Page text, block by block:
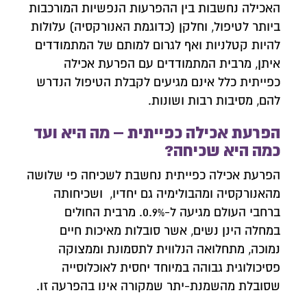
האכילה נחשבות בין ההפרעות הנפשיות המורכבות
ביותר לטיפול, וחלקן (כדוגמת האנורקסיה) עלולות
להיות קטלניות ואף לגרום למותם של המתמודדים
איתן, מרבית המתמודדים עם הפרעת אכילה
כפייתית כלל אינם מגיעים לקבלת הטיפול הנדרש
להם, מסיבות רבות ושונות.
הפרעת אכילה כפייתית – מה היא ועד
כמה היא שכיחה?
הפרעת אכילה כפייתית נחשבת לשכיחה פי שלושה
מהאנורקסיה ומהבולימיה גם יחדיו, ושכיחותה
ברחבי העולם מגיעה ל-0.9%. מרבית החולים
במחלה הינן נשים, אשר סובלות מאיכות חיים
נמוכה, מתחלואה הנלווית לתסמונת וממצוקה
פסיכולוגית גבוהה במיוחד יחסית לאוכלוסייה
שסובלת מהשמנת-יתר שמקורה אינו בהפרעה זו.